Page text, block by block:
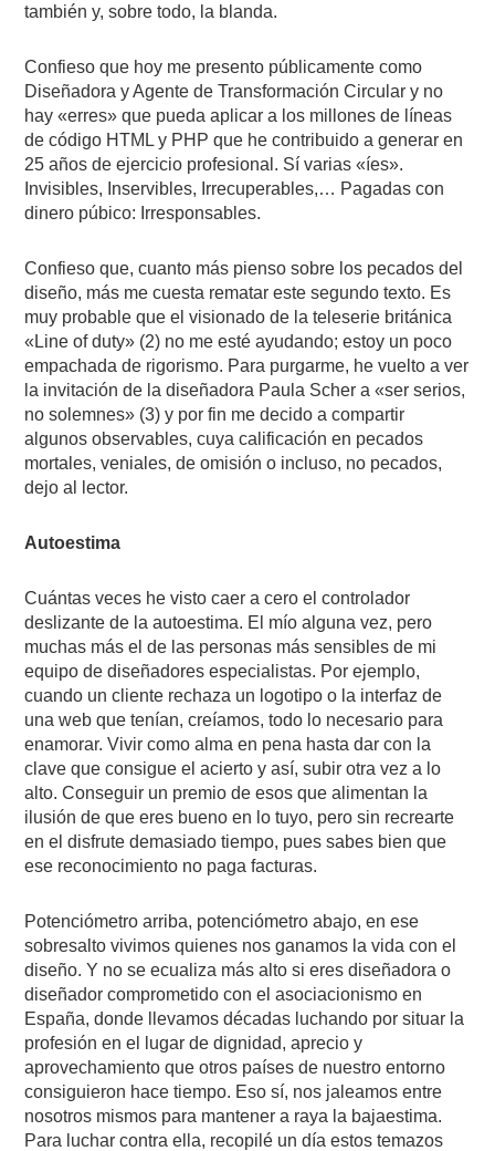
también y, sobre todo, la blanda.
Confieso que hoy me presento públicamente como
Diseñadora y Agente de Transformación Circular y no
hay «erres» que pueda aplicar a los millones de líneas
de código HTML y PHP que he contribuido a generar en
25 años de ejercicio profesional. Sí varias «íes».
Invisibles, Inservibles, Irrecuperables,… Pagadas con
dinero púbico: Irresponsables.
Confieso que, cuanto más pienso sobre los pecados del
diseño, más me cuesta rematar este segundo texto. Es
muy probable que el visionado de la teleserie británica
«Line of duty» (2) no me esté ayudando; estoy un poco
empachada de rigorismo. Para purgarme, he vuelto a ver
la invitación de la diseñadora Paula Scher a «ser serios,
no solemnes» (3) y por fin me decido a compartir
algunos observables, cuya calificación en pecados
mortales, veniales, de omisión o incluso, no pecados,
dejo al lector.
Autoestima
Cuántas veces he visto caer a cero el controlador
deslizante de la autoestima. El mío alguna vez, pero
muchas más el de las personas más sensibles de mi
equipo de diseñadores especialistas. Por ejemplo,
cuando un cliente rechaza un logotipo o la interfaz de
una web que tenían, creíamos, todo lo necesario para
enamorar. Vivir como alma en pena hasta dar con la
clave que consigue el acierto y así, subir otra vez a lo
alto. Conseguir un premio de esos que alimentan la
ilusión de que eres bueno en lo tuyo, pero sin recrearte
en el disfrute demasiado tiempo, pues sabes bien que
ese reconocimiento no paga facturas.
Potenciómetro arriba, potenciómetro abajo, en ese
sobresalto vivimos quienes nos ganamos la vida con el
diseño. Y no se ecualiza más alto si eres diseñadora o
diseñador comprometido con el asociacionismo en
España, donde llevamos décadas luchando por situar la
profesión en el lugar de dignidad, aprecio y
aprovechamiento que otros países de nuestro entorno
consiguieron hace tiempo. Eso sí, nos jaleamos entre
nosotros mismos para mantener a raya la bajaestima.
Para luchar contra ella, recopilé un día estos temazos